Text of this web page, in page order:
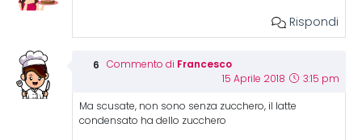
Rispondi
Commento di Francesco
15 Aprile 2018 3:15 pm
Ma scusate, non sono senza zucchero, il latte
condensato ha dello zucchero